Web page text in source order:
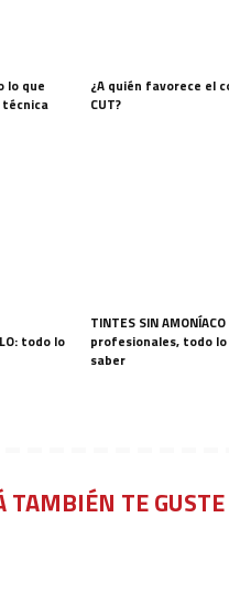
lo que
técnica
¿A quién favorece el
CUT?
todo lo
TINTES SIN AMONÍACO
profesionales, todo
saber
TAMBIÉN TE GUSTE